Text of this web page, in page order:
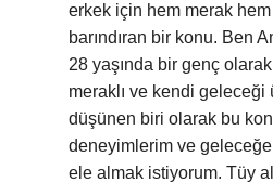
erkek için hem merak hem
barındıran bir konu. Ben
28 yaşında bir genç
meraklı ve kendi geleceği
düşünen biri olarak bu
deneyimlerim ve
ele almak istiyorum. Tüy